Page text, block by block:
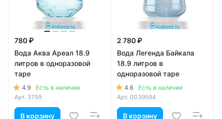
780 ₽
Вода Аква Ареал 18.9
литров в одноразовой
таре
4.9
Есть в наличии
Арт. 3759
В корзину
2 780 ₽
Вода Легенда Байкала
18.9 литров в
одноразовой таре
4.6
Есть в наличии
Арт. 0039594
В корзину